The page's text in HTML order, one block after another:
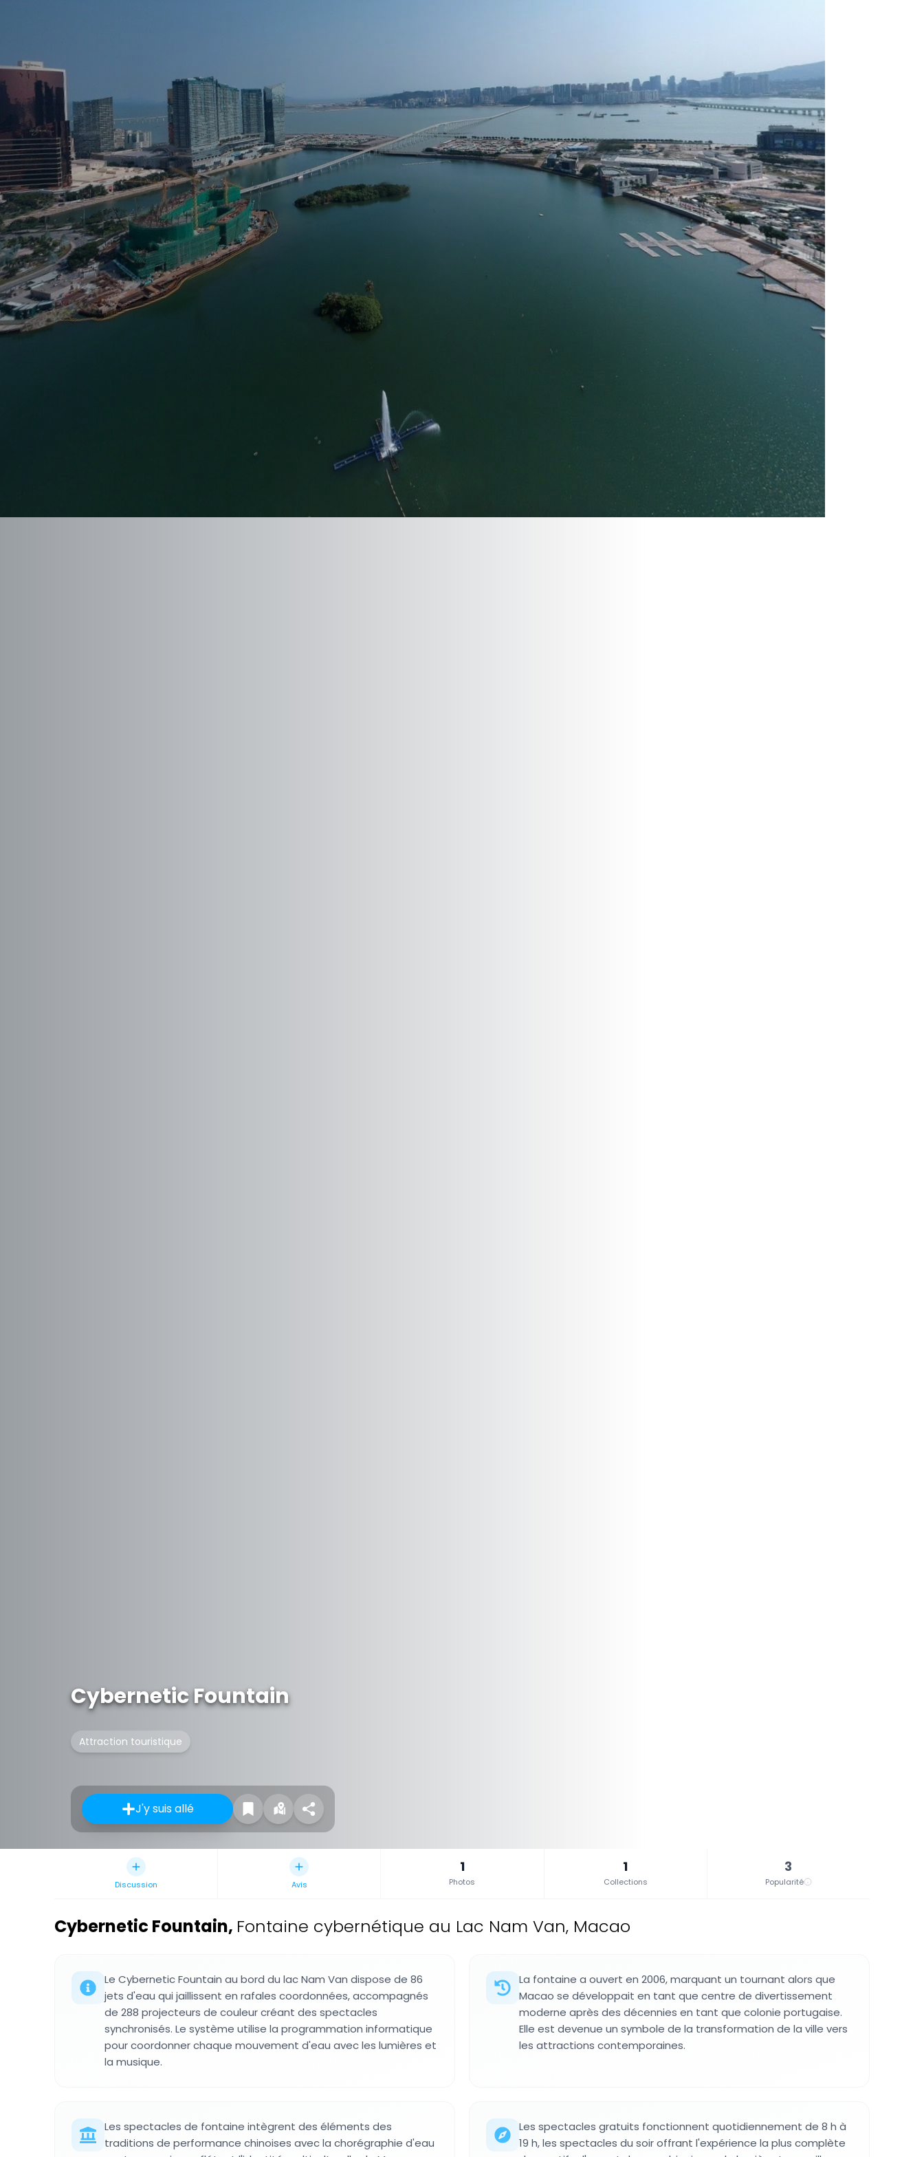
Cybernetic Fountain
Attraction touristique
J'y suis allé
Discussion Avis
1
Photos
1
Collections
3
Popularité
Cybernetic Fountain, Fontaine cybernétique au Lac Nam Van, Macao
Le Cybernetic Fountain au bord du lac Nam Van dispose de 86
jets d'eau qui jaillissent en rafales coordonnées, accompagnés
de 288 projecteurs de couleur créant des spectacles
synchronisés. Le système utilise la programmation informatique
pour coordonner chaque mouvement d'eau avec les lumières et
la musique.
La fontaine a ouvert en 2006, marquant un tournant alors que
Macao se développait en tant que centre de divertissement
moderne après des décennies en tant que colonie portugaise.
Elle est devenue un symbole de la transformation de la ville vers
les attractions contemporaines.
Les spectacles de fontaine intègrent des éléments des
traditions de performance chinoises avec la chorégraphie d'eau
Les spectacles gratuits fonctionnent quotidiennement de 8 h à
19 h, les spectacles du soir offrant l'expérience la plus complète